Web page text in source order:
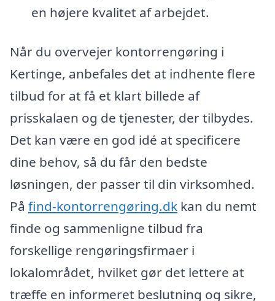
en højere kvalitet af arbejdet.
Når du overvejer kontorrengøring i
Kertinge, anbefales det at indhente flere
tilbud for at få et klart billede af
prisskalaen og de tjenester, der tilbydes.
Det kan være en god idé at specificere
dine behov, så du får den bedste
løsningen, der passer til din virksomhed.
På find-kontorrengøring.dk kan du nemt
finde og sammenligne tilbud fra
forskellige rengøringsfirmaer i
lokalområdet, hvilket gør det lettere at
træffe en informeret beslutning og sikre,